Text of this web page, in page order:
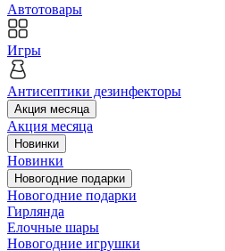
Автотовары
Игры
Антисептики дезинфекторы
Акция месяца
Акция месяца
Новинки
Новинки
Новогодние подарки
Новогодние подарки
Гирлянда
Елочные шары
Новогодние игрушки